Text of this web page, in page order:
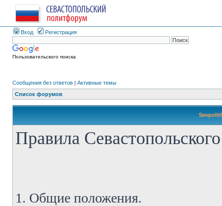
Вход Регистрация
Пользовательского поиска
Сообщения без ответов | Активные темы
Список форумов
Правила
1. Общие положения.